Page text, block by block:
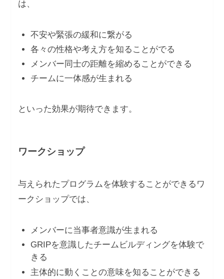
は、
不安や緊張の緩和に繋がる
各々の性格や考え方を知ることがでる
メンバー同士の距離を縮めることができる
チームに一体感が生まれる
といった効果が期待できます。
ワークショップ
与えられたプログラムを体験することができるワ
ークショップでは、
メンバーに当事者意識が生まれる
GRIPを意識したチームビルディングを体験で
きる
主体的に動くことの意味を知ることができる